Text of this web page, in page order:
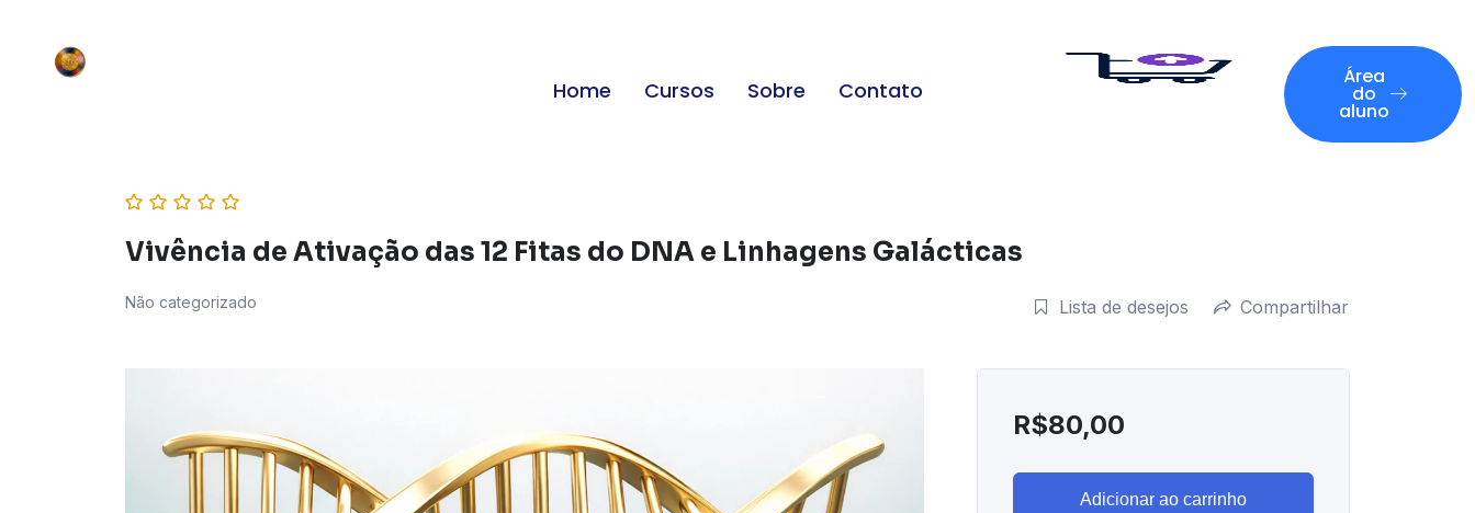
Home Cursos Sobre Contato Área
do
aluno
Vivência de Ativação das 12 Fitas do DNA e Linhagens Galácticas
Não categorizado Lista de desejos Compartilhar
R$80,00
Adicionar ao carrinho